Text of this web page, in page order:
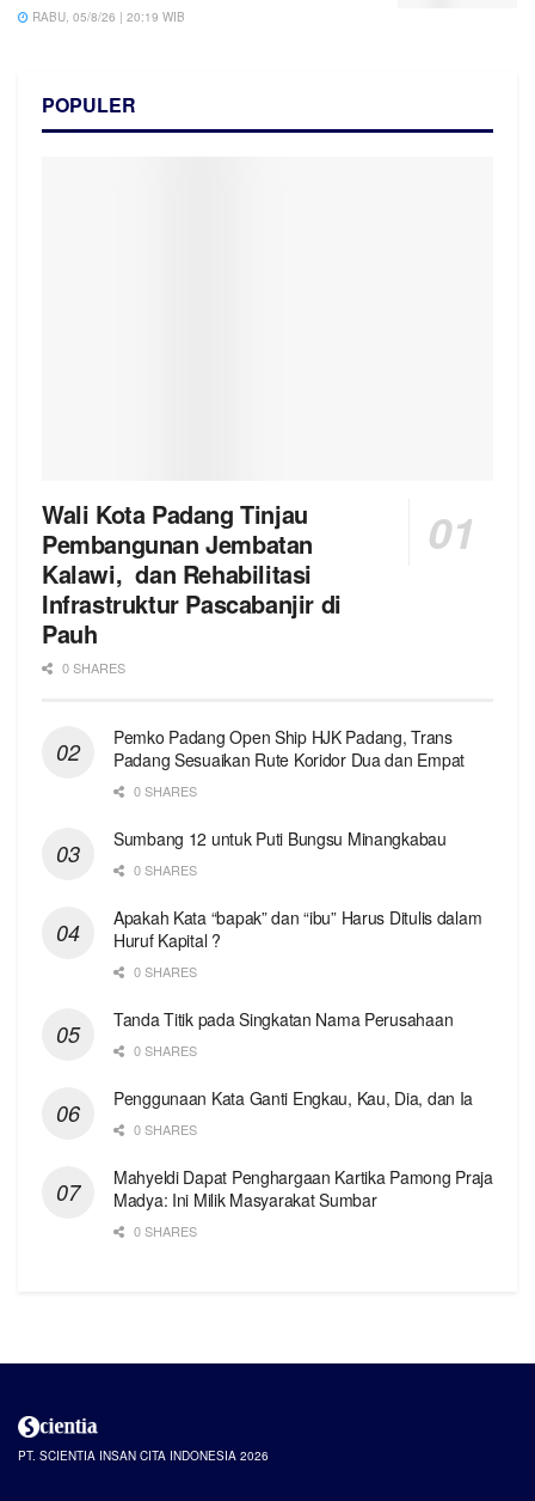
RABU, 05/8/26 | 20:19 WIB
POPULER
Wali Kota Padang Tinjau
Pembangunan Jembatan
Kalawi, dan Rehabilitasi
Infrastruktur Pascabanjir di
Pauh
0 SHARES
Pemko Padang Open Ship HJK Padang, Trans
Padang Sesuaikan Rute Koridor Dua dan Empat
0 SHARES
Sumbang 12 untuk Puti Bungsu Minangkabau
0 SHARES
Apakah Kata “bapak” dan “ibu” Harus Ditulis dalam
Huruf Kapital ?
0 SHARES
Tanda Titik pada Singkatan Nama Perusahaan
0 SHARES
Penggunaan Kata Ganti Engkau, Kau, Dia, dan Ia
0 SHARES
Mahyeldi Dapat Penghargaan Kartika Pamong Praja
Madya: Ini Milik Masyarakat Sumbar
0 SHARES
PT. SCIENTIA INSAN CITA INDONESIA 2026